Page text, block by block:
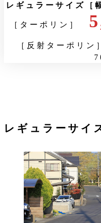
レギュラーサイズ［
［ターポリン］
［反射ターポリ
レギュラーサイ